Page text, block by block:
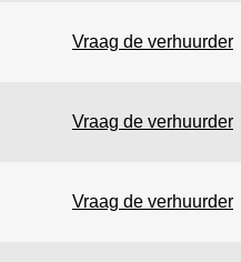
Vraag de verhuurder
Vraag de verhuurder
Vraag de verhuurder